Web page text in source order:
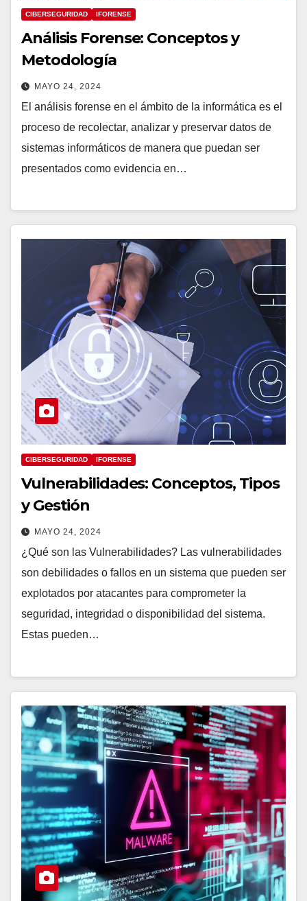
CIBERSEGURIDAD IFORENSE
Análisis Forense: Conceptos y
Metodología
MAYO 24, 2024
El análisis forense en el ámbito de la informática es el
proceso de recolectar, analizar y preservar datos de
sistemas informáticos de manera que puedan ser
presentados como evidencia en…
CIBERSEGURIDAD IFORENSE
Vulnerabilidades: Conceptos, Tipos
y Gestión
MAYO 24, 2024
¿Qué son las Vulnerabilidades? Las vulnerabilidades
son debilidades o fallos en un sistema que pueden ser
explotados por atacantes para comprometer la
seguridad, integridad o disponibilidad del sistema.
Estas pueden…